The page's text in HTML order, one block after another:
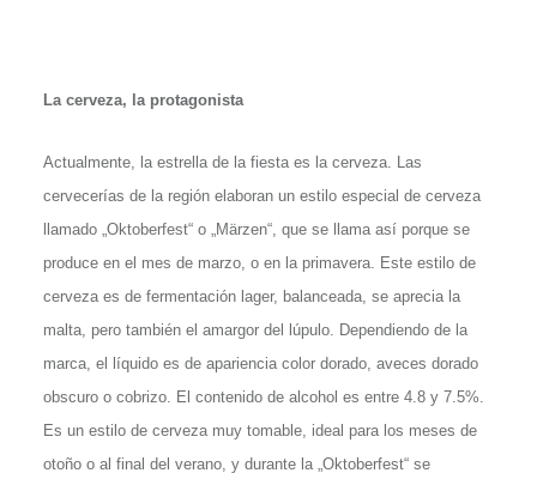
La cerveza, la protagonista
Actualmente, la estrella de la fiesta es la cerveza. Las
cervecerías de la región elaboran un estilo especial de cerveza
llamado „Oktoberfest“ o „Märzen“, que se llama así porque se
produce en el mes de marzo, o en la primavera. Este estilo de
cerveza es de fermentación lager, balanceada, se aprecia la
malta, pero también el amargor del lúpulo. Dependiendo de la
marca, el líquido es de apariencia color dorado, aveces dorado
obscuro o cobrizo. El contenido de alcohol es entre 4.8 y 7.5%.
Es un estilo de cerveza muy tomable, ideal para los meses de
otoño o al final del verano, y durante la „Oktoberfest“ se